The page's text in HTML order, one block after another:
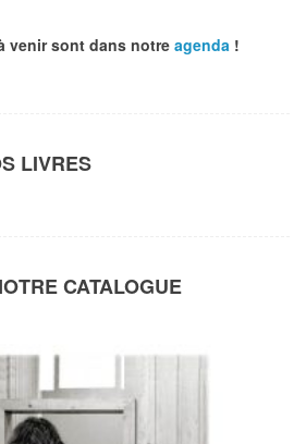
venir sont dans notre agenda !
LIVRES
CATALOGUE